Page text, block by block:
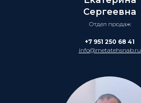
Сергеевна
Отдел продаж
+7 951 250 68 41
info@metatehsnab.ru